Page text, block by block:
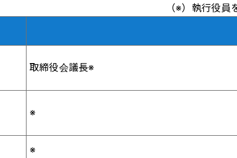
（※）執行役員
取締役会議長※
※
※